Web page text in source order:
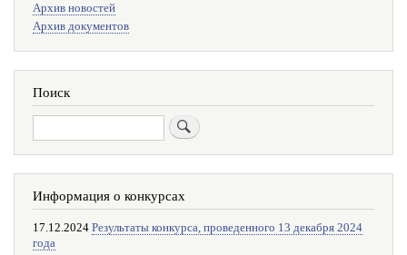
поиска
Архив новостей
Архив документов
Поиск
Поиск
Информация о конкурсах
17.12.2024 Результаты конкурса, проведенного 13 декабря 2024
года